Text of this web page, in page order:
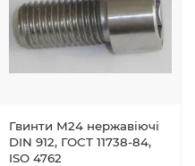
Гвинти М24 нержавіючі
DIN 912, ГОСТ 11738-84,
ISO 4762